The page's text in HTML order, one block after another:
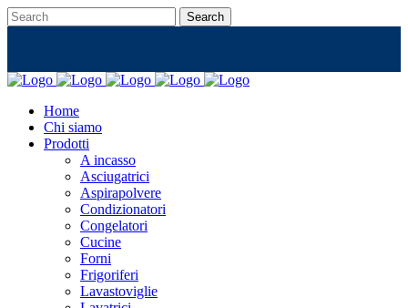
Home
Chi siamo
Prodotti
A incasso
Asciugatrici
Aspirapolvere
Condizionatori
Congelatori
Cucine
Forni
Frigoriferi
Lavastoviglie